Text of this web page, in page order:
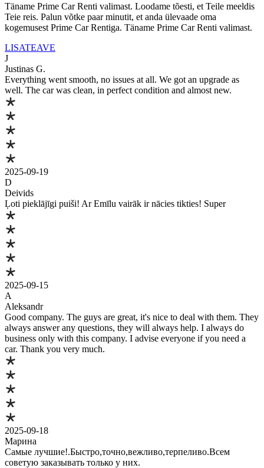
Täname Prime Car Renti valimast. Loodame tõesti, et Teile meeldis
Teie reis. Palun võtke paar minutit, et anda ülevaade oma
kogemusest Prime Car Rentiga. Täname Prime Car Renti valimast.
LISATEAVE
J
Justinas G.
Everything went smooth, no issues at all. We got an upgrade as
well. The car was clean, in perfect condition and almost new.
2025-09-19
D
Deivids
Ļoti pieklājīgi puiši! Ar Emīlu vairāk ir nācies tikties! Super
2025-09-15
A
Aleksandr
Good company. The guys are great, it's nice to deal with them. They
always answer any questions, they will always help. I always do
business only with this company. I advise everyone if you need a
car. Thank you very much.
2025-09-18
Марина
Самые лучшие!.Быстро,точно,вежливо,терпеливо.Всем
советую заказывать только у них.